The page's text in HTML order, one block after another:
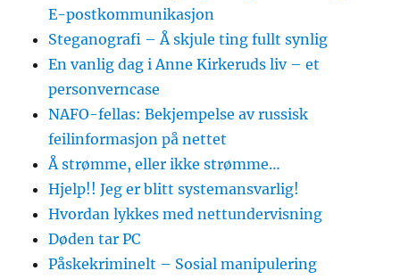
E-postkommunikasjon
Steganografi – Å skjule ting fullt synlig
En vanlig dag i Anne Kirkeruds liv – et
personverncase
NAFO-fellas: Bekjempelse av russisk
feilinformasjon på nettet
Å strømme, eller ikke strømme…
Hjelp!! Jeg er blitt systemansvarlig!
Hvordan lykkes med nettundervisning
Døden tar PC
Påskekriminelt – Sosial manipulering